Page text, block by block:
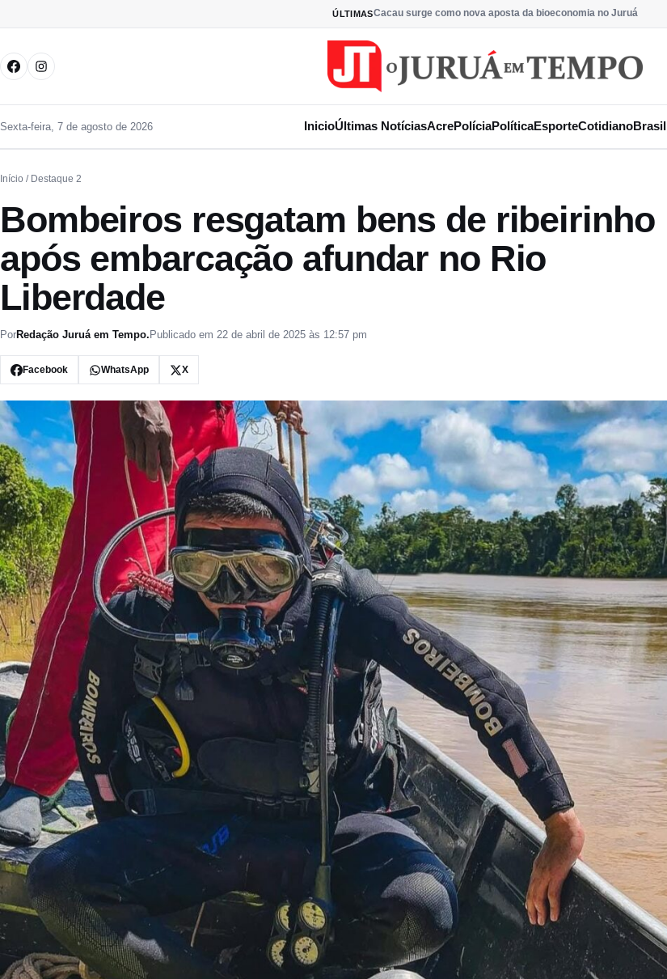
ÚLTIMASCacau surge como nova aposta da bioeconomia no Juruá
Sexta-feira, 7 de agosto de 2026 InicioÚltimas NotíciasAcrePolíciaPolíticaEsporteCotidianoBrasil
Início / Destaque 2
Bombeiros resgatam bens de ribeirinho
após embarcação afundar no Rio
Liberdade
PorRedação Juruá em Tempo. Publicado em 22 de abril de 2025 às 12:57 pm
Facebook WhatsApp X